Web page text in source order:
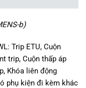
b)
Trip ETU, Cuộn
trip, Cuộn thấp áp
Khóa liên động
phụ kiện đi kèm khác